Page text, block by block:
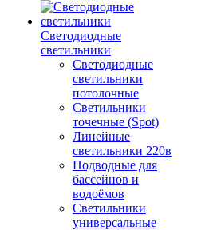
Светодиодные
светильники
Светодиодные
светильники
потолочные
Светильники
точечные (Spot)
Линейные
светильники 220в
Подводные для
бассейнов и
водоёмов
Светильники
универсальные